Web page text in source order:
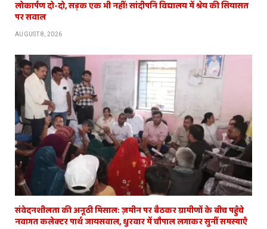
लोकार्पण दो-दो, सड़क एक भी नहीं! सांदीपनि विद्यालय में श्रेय की सियासत
पर सवाल
AUGUST 8, 2026
संवेदनशीलता की अनूठी मिसाल: ज़मीन पर बैठकर ग्रामीणों के बीच पहुँचे
नवागत कलेक्टर पार्थ जायसवाल, धुरवार में चौपाल लगाकर सुनीं समस्याएँ